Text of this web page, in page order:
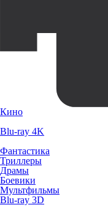
Кино
Blu-ray 4K
Фантастика
Триллеры
Драмы
Боевики
Мультфильмы
Blu-ray 3D